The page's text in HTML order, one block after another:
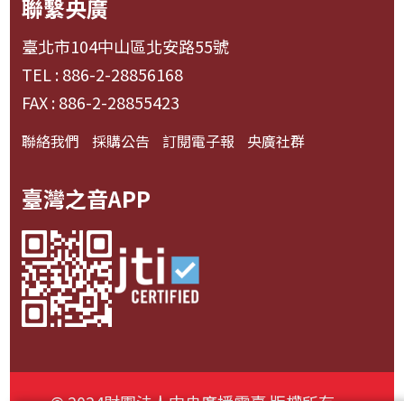
聯繫央廣
臺北市104中山區北安路55號
TEL : 886-2-28856168
FAX : 886-2-28855423
聯絡我們 採購公告 訂閱電子報 央廣社群
臺灣之音APP